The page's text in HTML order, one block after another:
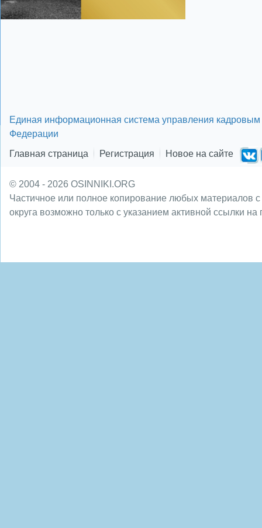
Единая информационная система управления кадровым
Федерации
Главная страница
Регистрация Новое на сайте
© 2004 - 2026 OSINNIKI.ORG
Частичное или полное копирование любых материалов
округа возможно только с указанием активной ссылки на